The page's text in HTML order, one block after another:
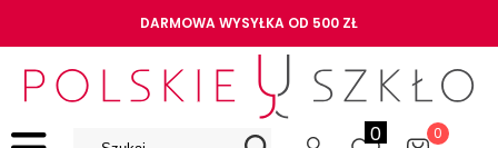
DARMOWA WYSYŁKA OD 500 ZŁ
0 0